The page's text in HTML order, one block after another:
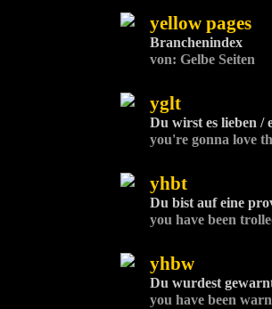
yellow pages
Branchenindex
von: Gelbe Seiten
yglt
Du wirst es lieben /
you're gonna love
yhbt
Du bist auf eine
you have been
yhbw
Du wurdest
you have been